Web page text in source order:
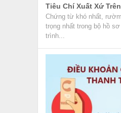
Tiêu Chí Xuất Xứ
Chứng từ khó nhất,
trọng nhất trong bộ hồ
trình...